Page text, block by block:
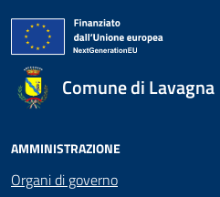
Comune di Lavagna
AMMINISTRAZIONE
Organi di governo